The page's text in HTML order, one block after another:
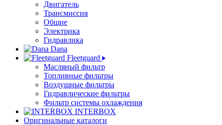
Двигатель
Трансмиссия
Общие
Электрика
Гидравлика
Dana
Fleetguard
Масляный фильтр
Топливные фильтры
Воздушные фильтры
Гидравлические фильтры
Фильтр системы охлаждения
INTERBOX
Оригинальные каталоги